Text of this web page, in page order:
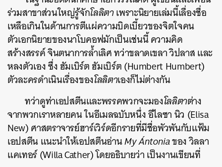
ร่วมสาขาส่วนใหญ่รู้จักโลลิตาเพราะนิยายเล่มนี้เลื่องชื่อ
เหลือเกินในด้านการตีแผ่ความบิดเบี้ยวของจิตใจคน
ตัวเอกนิยายของนาโบคอฟมักเป็นเช่นนี้ ความคิด
สร้างสรรค์ จินตนาการล้ำเลิศ ทว่าขลาดเขลา วิปลาส และ
หลงตัวเอง ซึ่ง ฮัมเบิร์ต ฮัมเบิร์ต (Humbert Humbert)
ตัวละครดำเนินเรื่องของโลลิตาเองก็ไม่ต่างกัน
ทว่าดูท่าเอปสตีนและพรรคพวกจะมองโลลิตาต่าง
จากพวกเราหลายคน ในอีเมลฉบับหนึ่ง อีไลซา นิว (Elisa
New) ศาสตราจารย์ฮาร์เวิร์ดอีกรายที่มีชื่อพัวพันกับแฟ้ม
เอปสตีน แนะนำให้เอปสตีนอ่านMy Ántoniaของ วิลลา
แคเทอร์ (Willa Cather) โดยอธิบายว่า เป็นงานเขียนที่